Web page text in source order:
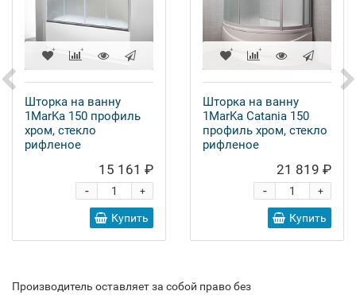
Шторка на ванну
1MarKa 150 профиль
хром, стекло
рифленое
15 161 ₽
+
-
Купить
Шторка на ванну
1MarKa Catania 150
профиль хром, стекло
рифленое
21 819 ₽
+
-
Купить
Производитель оставляет за собой право без